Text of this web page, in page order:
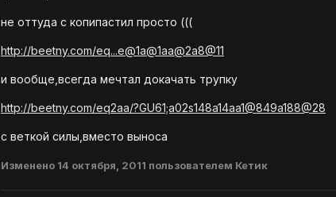
не оттуда с копипастил просто (((
http://beetny.com/eq...e@1a@1aa@2a8@11
и вообще,всегда мечтал докачать трупку
http://beetny.com/eq2aa/?GU61;a02s148a14aa1@849a188@28
с веткой силы,вместо выноса
Изменено 14 октября, 2011 пользователем Кетик